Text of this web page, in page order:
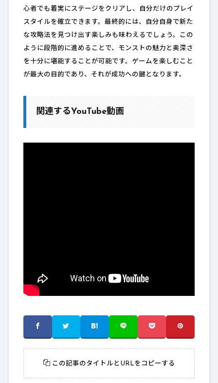
心者でも着実にステージをクリアし、自分だけのプレイ
スタイルを確立できます。最終的には、自分自身で新た
な攻略法を見つけ出す楽しみも味わえるでしょう。この
ように段階的に進めることで、モンストの魅力と奥深さ
を十分に堪能することが可能です。ゲームを楽しむこと
が最大の目的であり、それが成功への鍵となります。
関連するYouTube動画
この記事のタイトルとURLをコピーする